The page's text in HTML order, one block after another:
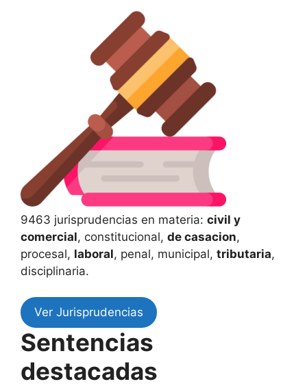
9463 jurisprudencias en materia: civil y
comercial, constitucional, de casacion,
procesal, laboral, penal, municipal, tributaria,
disciplinaria.
Ver Jurisprudencias
Sentencias
destacadas